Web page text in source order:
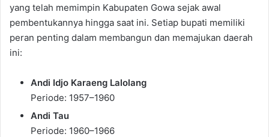
yang telah memimpin Kabupaten Gowa sejak awal
pembentukannya hingga saat ini. Setiap bupati memiliki
peran penting dalam membangun dan memajukan daerah
ini:
Andi Idjo Karaeng Lalolang
Periode: 1957–1960
Andi Tau
Periode: 1960–1966